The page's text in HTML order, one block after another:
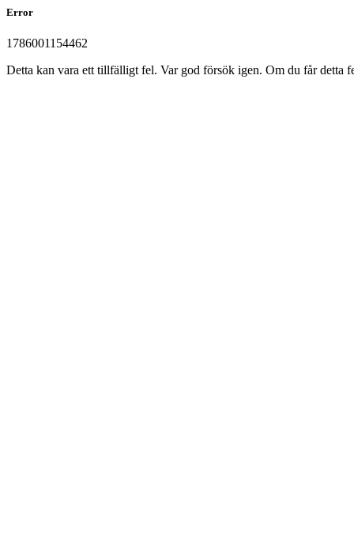
Error
1786001154462
Detta kan vara ett tillfälligt fel. Var god försök igen. Om du får detta